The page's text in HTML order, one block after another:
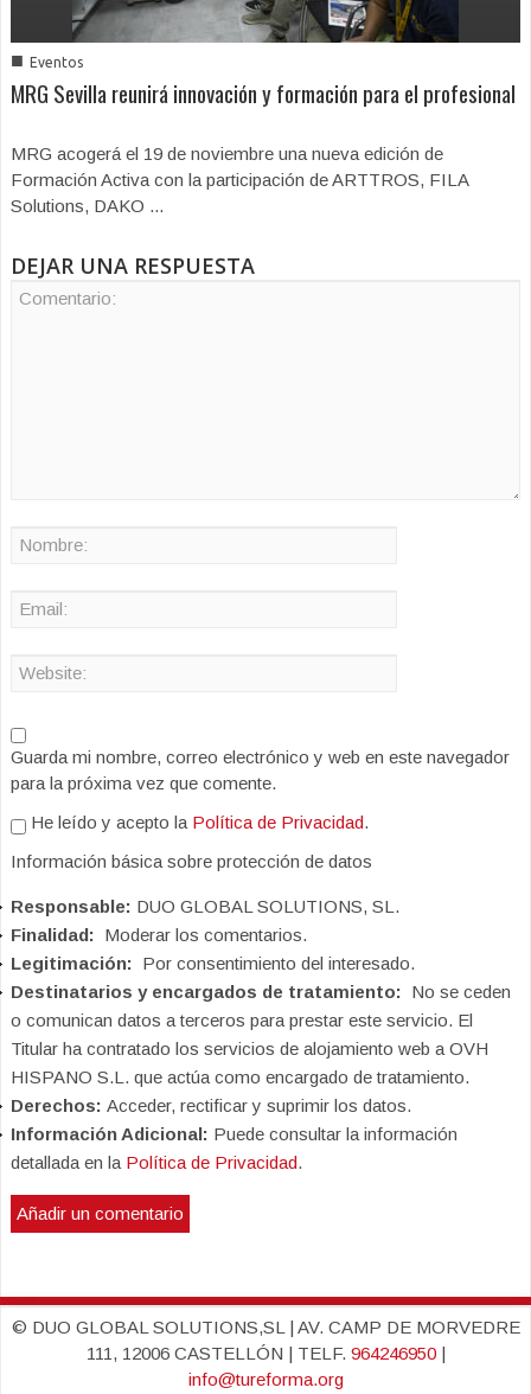
■ Eventos
MRG Sevilla reunirá innovación y formación para el profesional
MRG acogerá el 19 de noviembre una nueva edición de
Formación Activa con la participación de ARTTROS, FILA
Solutions, DAKO ...
DEJAR UNA RESPUESTA
Guarda mi nombre, correo electrónico y web en este navegador
para la próxima vez que comente.
He leído y acepto la Política de Privacidad.
Información básica sobre protección de datos
Responsable: DUO GLOBAL SOLUTIONS, SL.
Finalidad: Moderar los comentarios.
Legitimación: Por consentimiento del interesado.
Destinatarios y encargados de tratamiento: No se ceden
o comunican datos a terceros para prestar este servicio. El
Titular ha contratado los servicios de alojamiento web a OVH
HISPANO S.L. que actúa como encargado de tratamiento.
Derechos: Acceder, rectificar y suprimir los datos.
Información Adicional: Puede consultar la información
detallada en la Política de Privacidad.
© DUO GLOBAL SOLUTIONS,SL | AV. CAMP DE MORVEDRE
111, 12006 CASTELLÓN | TELF. 964246950|
info@tureforma.org